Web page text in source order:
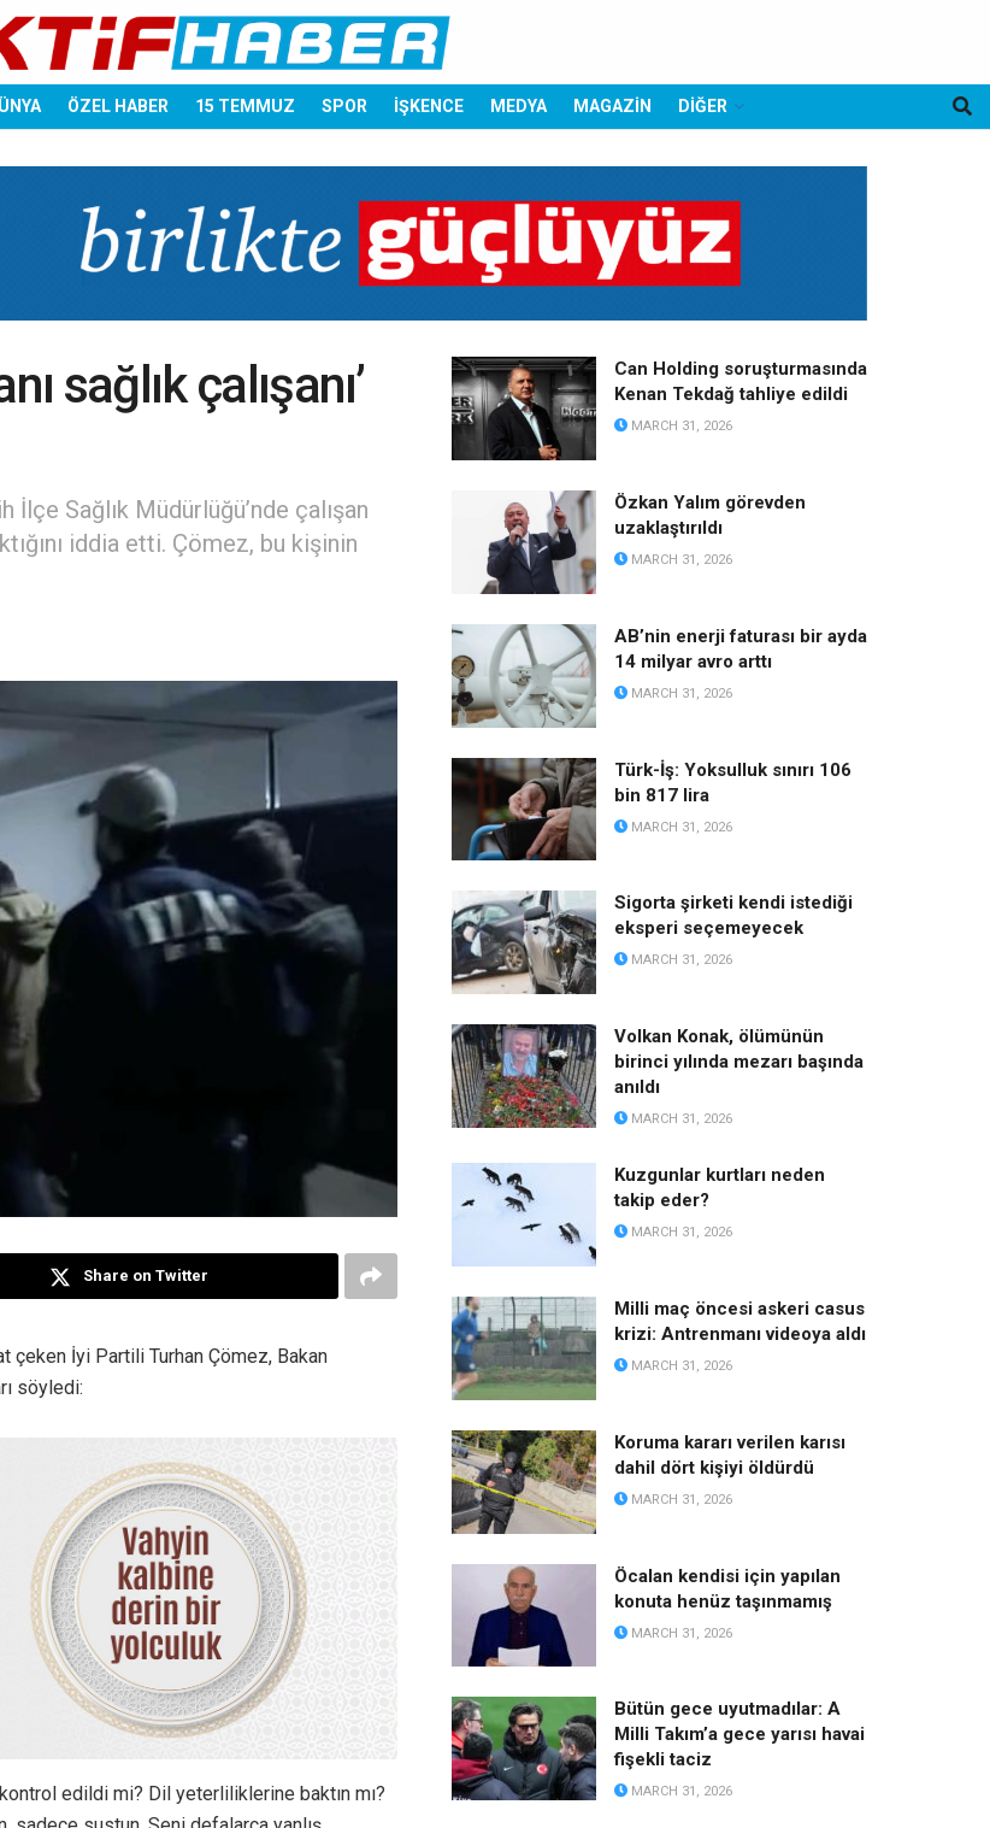
ÖZEL HABER 15 TEMMUZ SPOR İŞKENCE MEDYA MAGAZİN DİĞER
sağlık çalışanı’
Sağlık Müdürlüğü’nde çalışan
iddia etti. Çömez, bu kişinin
Share on Twitter
çeken İyi Partili Turhan Çömez, Bakan
söyledi:
kontrol edildi mi? Dil yeterliliklerine baktın mı?
Can Holding soruşturmasında
Kenan Tekdağ tahliye edildi
MARCH 31, 2026
Özkan Yalım görevden
uzaklaştırıldı
MARCH 31, 2026
AB’nin enerji faturası bir ayda
14 milyar avro arttı
MARCH 31, 2026
Türk-İş: Yoksulluk sınırı 106
bin 817 lira
MARCH 31, 2026
Sigorta şirketi kendi istediği
eksperi seçemeyecek
MARCH 31, 2026
Volkan Konak, ölümünün
birinci yılında mezarı başında
anıldı
MARCH 31, 2026
Kuzgunlar kurtları neden
takip eder?
MARCH 31, 2026
Milli maç öncesi askeri casus
krizi: Antrenmanı videoya aldı
MARCH 31, 2026
Koruma kararı verilen karısı
dahil dört kişiyi öldürdü
MARCH 31, 2026
Öcalan kendisi için yapılan
konuta henüz taşınmamış
MARCH 31, 2026
Bütün gece uyutmadılar: A
Milli Takım’a gece yarısı havai
fişekli taciz
MARCH 31, 2026